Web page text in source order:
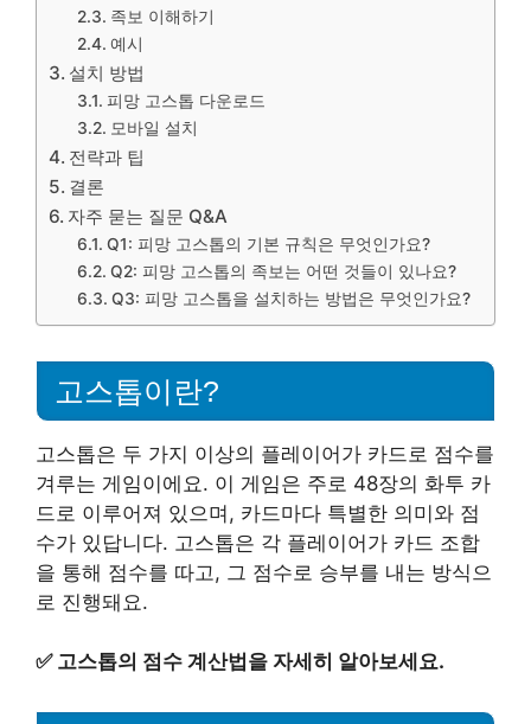
족보 이해하기
예시
설치 방법
피망 고스톱 다운로드
모바일 설치
전략과 팁
결론
자주 묻는 질문 Q&A
Q1: 피망 고스톱의 기본 규칙은 무엇인가요?
Q2: 피망 고스톱의 족보는 어떤 것들이 있나요?
Q3: 피망 고스톱을 설치하는 방법은 무엇인가요?
고스톱이란?
고스톱은 두 가지 이상의 플레이어가 카드로 점수를
겨루는 게임이에요. 이 게임은 주로 48장의 화투 카
드로 이루어져 있으며, 카드마다 특별한 의미와 점
수가 있답니다. 고스톱은 각 플레이어가 카드 조합
을 통해 점수를 따고, 그 점수로 승부를 내는 방식으
로 진행돼요.
✅ 고스톱의 점수 계산법을 자세히 알아보세요.